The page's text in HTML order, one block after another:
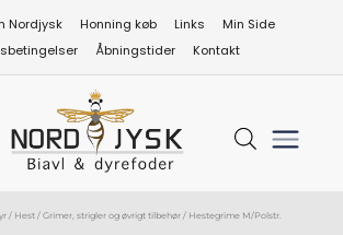
Nordjysk Honning køb Links
Min Side
Åbningstider Kontakt
/ Hest / Grimer, strigler og øvrigt tilbehør / Hestegrime M/Polstr.